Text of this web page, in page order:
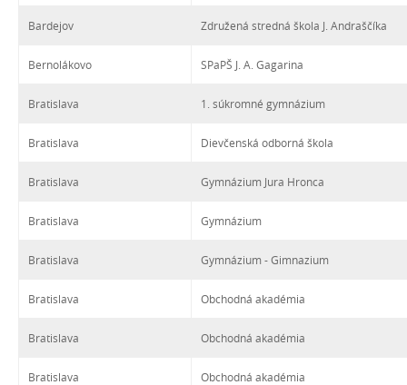
Bardejov Združená stredná škola J. Andraščíka
Bernolákovo SPaPŠ J. A. Gagarina
Bratislava 1. súkromné gymnázium
Bratislava Dievčenská odborná škola
Bratislava Gymnázium Jura Hronca
Bratislava Gymnázium
Bratislava Gymnázium - Gimnazium
Bratislava Obchodná akadémia
Bratislava Obchodná akadémia
Bratislava Obchodná akadémia